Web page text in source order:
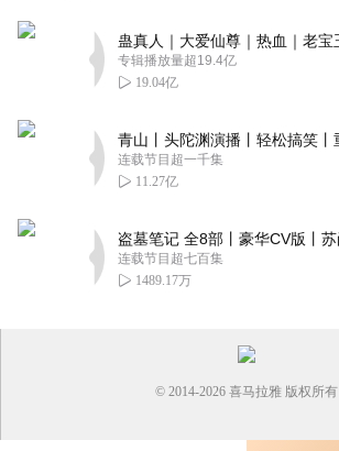
专辑播放量超19.4亿
19.04亿
连载节目超一千集
11.27亿
连载节目超七百集
1489.17万
© 2014-2026 喜马拉雅 版权所有